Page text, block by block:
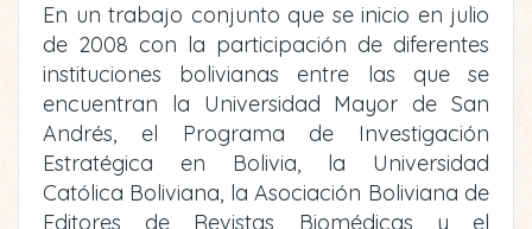
En un trabajo conjunto que se inicio en julio
de 2008 con la participación de diferentes
instituciones bolivianas entre las que se
encuentran la Universidad Mayor de San
Andrés, el Programa de Investigación
Estratégica en Bolivia, la Universidad
Católica Boliviana, la Asociación Boliviana de
Editores de Revistas Biomédicas y el